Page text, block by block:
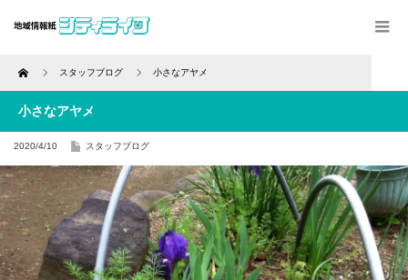
Home スタッフブログ 小さなアヤメ
小さなアヤメ
2020/4/10 スタッフブログ